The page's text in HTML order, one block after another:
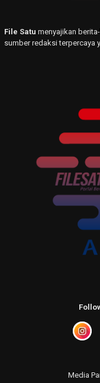
File Satu menyajikan
sumber redaksi terpercaya
Media